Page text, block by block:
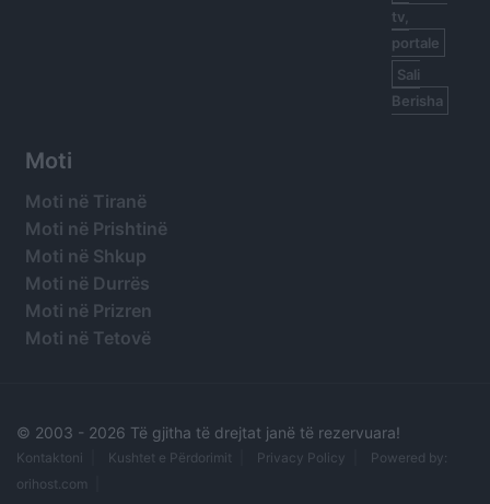
tv,
portale
Sali
Berisha
Moti
Moti në Tiranë
Moti në Prishtinë
Moti në Shkup
Moti në Durrës
Moti në Prizren
Moti në Tetovë
© 2003 - 2026 Të gjitha të drejtat janë të rezervuara!
Kontaktoni Kushtet e Përdorimit Privacy Policy
Powered by:
orihost.com